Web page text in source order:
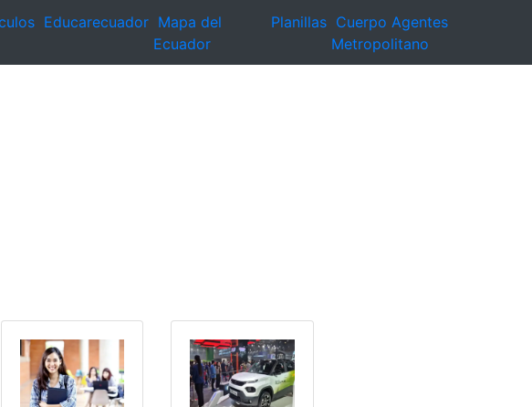
Educarecuador Mapa del
Ecuador
Planillas Cuerpo Agentes
Metropolitano